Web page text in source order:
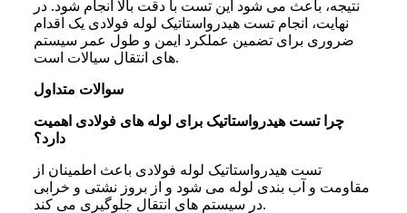
نتیجه، باعث می شود این تست با دقت بالا انجام شود. در
نهایت، انجام تست هیدرواستاتیک لوله فولادی یک اقدام
ضروری برای تضمین عملکرد ایمن و طول عمر سیستم
های انتقال سیالات است.
سوالات متداول
چرا تست هیدرواستاتیک برای لوله های فولادی اهمیت
دارد؟
تست هیدرواستاتیک لوله فولادی باعث اطمینان از
مقاومت و آب بندی لوله می شود و از بروز نشتی و خرابی
در سیستم های انتقال جلوگیری می کند.